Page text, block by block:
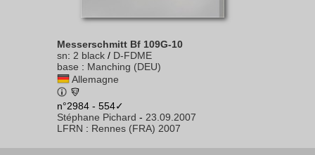
Messerschmitt Bf 109G-10
sn: 2 black / D-FDME
base : Manching (DEU)
Allemagne
n°2984 - 554✓
Stéphane Pichard - 23.09.2007
LFRN : Rennes (FRA) 2007